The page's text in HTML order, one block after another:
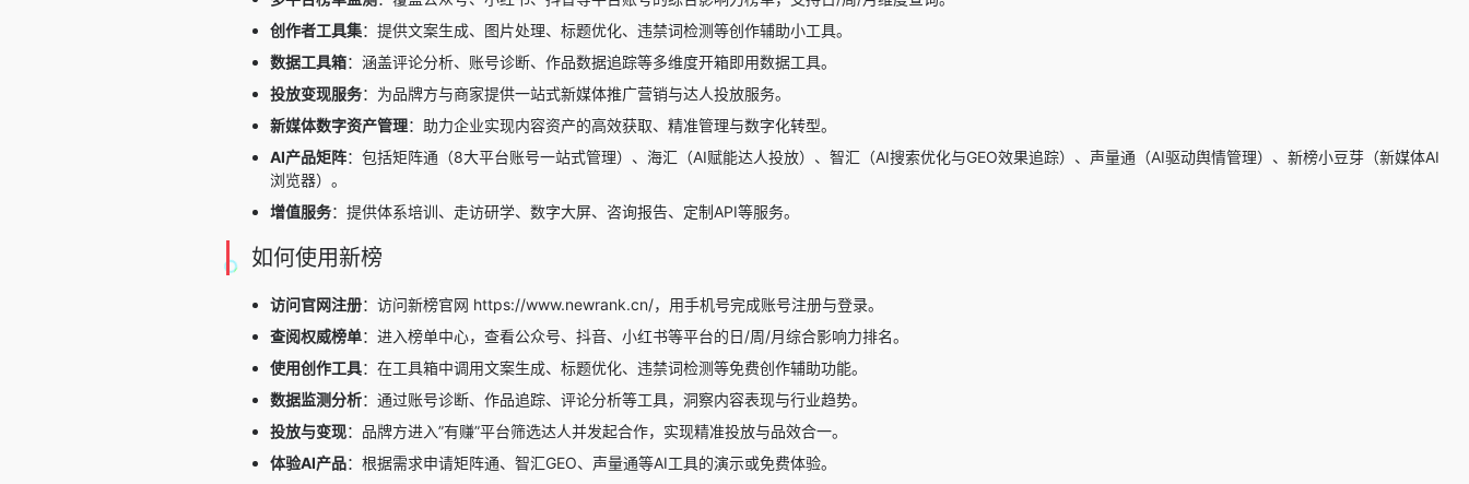
创作者工具集：提供文案生成、图片处理、标题优化、违禁词检测等创作辅助小工具。
数据工具箱：涵盖评论分析、账号诊断、作品数据追踪等多维度开箱即用数据工具。
投放变现服务：为品牌方与商家提供一站式新媒体推广营销与达人投放服务。
新媒体数字资产管理：助力企业实现内容资产的高效获取、精准管理与数字化转型。
AI产品矩阵：包括矩阵通（8大平台账号一站式管理）、海汇（AI赋能达人投放）、智汇（AI搜索优化与GEO效果追踪）、声量通（AI驱动舆情管理）、新榜小豆芽（新媒体AI
浏览器）。
增值服务：提供体系培训、走访研学、数字大屏、咨询报告、定制API等服务。
如何使用新榜
访问官网注册：访问新榜官网 https://www.newrank.cn/，用手机号完成账号注册与登录。
查阅权威榜单：进入榜单中心，查看公众号、抖音、小红书等平台的日/周/月综合影响力排名。
使用创作工具：在工具箱中调用文案生成、标题优化、违禁词检测等免费创作辅助功能。
数据监测分析：通过账号诊断、作品追踪、评论分析等工具，洞察内容表现与行业趋势。
投放与变现：品牌方进入”有赚”平台筛选达人并发起合作，实现精准投放与品效合一。
体验AI产品：根据需求申请矩阵通、智汇GEO、声量通等AI工具的演示或免费体验。